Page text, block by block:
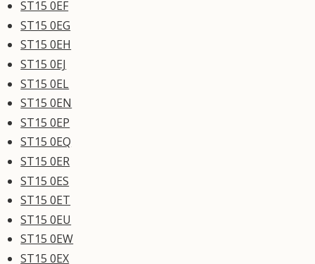
ST15 0EF
ST15 0EG
ST15 0EH
ST15 0EJ
ST15 0EL
ST15 0EN
ST15 0EP
ST15 0EQ
ST15 0ER
ST15 0ES
ST15 0ET
ST15 0EU
ST15 0EW
ST15 0EX